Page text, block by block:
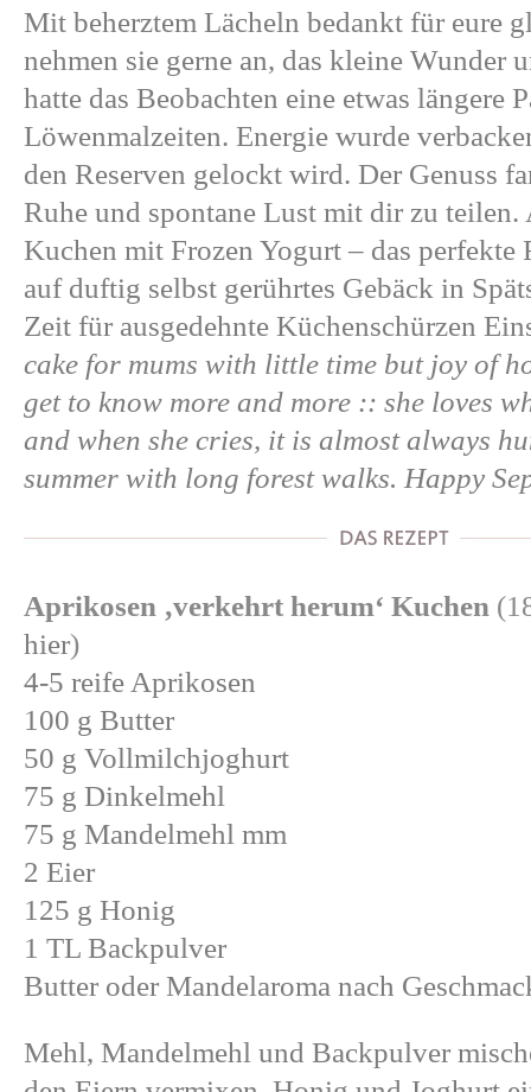
Mit beherztem Lächeln bedankt für eure
nehmen sie gerne an, das kleine Wunder
hatte das Beobachten eine etwas längere
Löwenmalzeiten. Energie wurde
den Reserven gelockt wird. Der Genuss
Ruhe und spontane Lust mit dir zu
Kuchen mit Frozen Yogurt – das
auf duftig selbst gerührtes Gebäck in
Zeit für ausgedehnte Küchenschürzen
cake for mums with little time but joy of
get to know more and more :: she loves
and when she cries, it is almost always
summer with long forest walks. Happy
Aprikosen ‚verkehrt herum‘ Kuchen
hier)
4-5 reife Aprikosen
100 g Butter
50 g Vollmilchjoghurt
75 g Dinkelmehl
75 g Mandelmehl mm
2 Eier
125 g Honig
1 TL Backpulver
Butter oder Mandelaroma nach
Mehl, Mandelmehl und Backpulver